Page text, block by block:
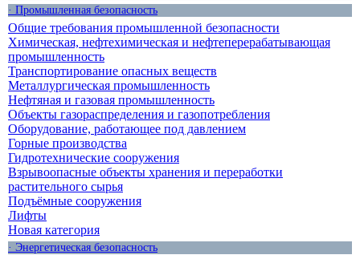
· Промышленная безопасность
Общие требования промышленной безопасности
Химическая, нефтехимическая и нефтеперерабатывающая
промышленность
Транспортирование опасных веществ
Металлургическая промышленность
Нефтяная и газовая промышленность
Объекты газораспределения и газопотребления
Оборудование, работающее под давлением
Горные производства
Гидротехнические сооружения
Взрывоопасные объекты хранения и переработки
растительного сырья
Подъёмные сооружения
Лифты
Новая категория
· Энергетическая безопасность